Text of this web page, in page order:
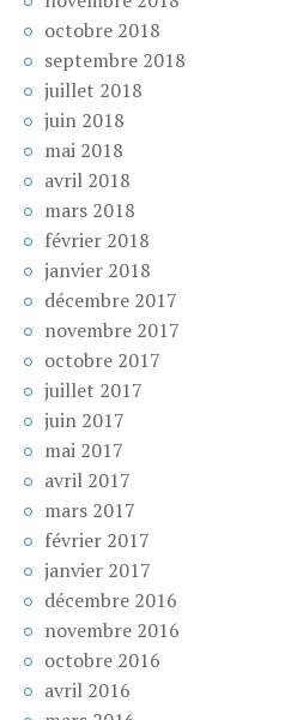
octobre 2018
septembre 2018
juillet 2018
juin 2018
mai 2018
avril 2018
mars 2018
février 2018
janvier 2018
décembre 2017
novembre 2017
octobre 2017
juillet 2017
juin 2017
mai 2017
avril 2017
mars 2017
février 2017
janvier 2017
décembre 2016
novembre 2016
octobre 2016
avril 2016